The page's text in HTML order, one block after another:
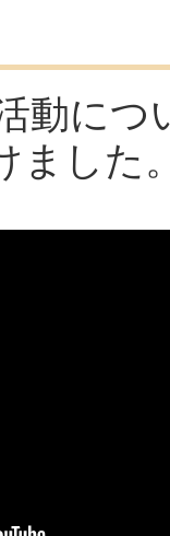
動につ
ました